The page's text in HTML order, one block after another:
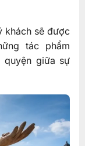
khách sẽ được
tác phẩm
quyện giữa sự